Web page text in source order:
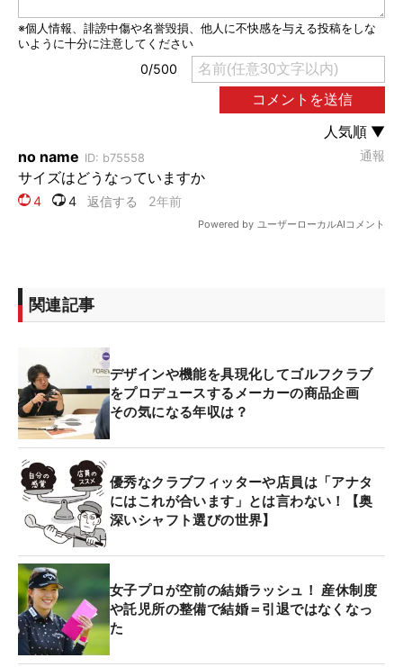
関連記事
デザインや機能を具現化してゴルフクラブ
をプロデュースするメーカーの商品企画
その気になる年収は？
優秀なクラブフィッターや店員は「アナタ
にはこれが合います」とは言わない！【奥
深いシャフト選びの世界】
女子プロが空前の結婚ラッシュ！ 産休制度
や託児所の整備で結婚＝引退ではなくなっ
た